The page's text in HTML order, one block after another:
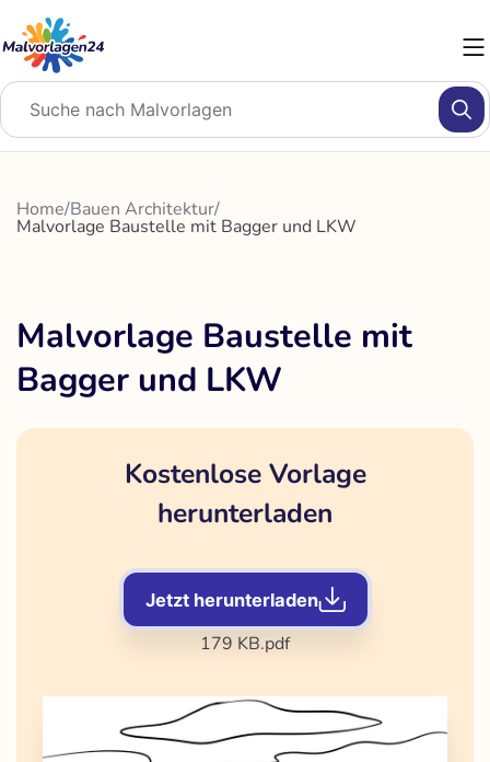
Inhalt
springen
Home/Bauen Architektur/
Malvorlage Baustelle mit Bagger und LKW
Malvorlage Baustelle mit
Bagger und LKW
Kostenlose Vorlage
herunterladen
Jetzt herunterladen
179 KB.pdf